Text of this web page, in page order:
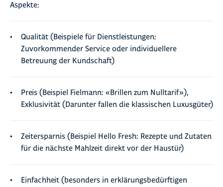
Aspekte:
Qualität (Beispiele für Dienstleistungen:
Zuvorkommender Service oder individuellere
Betreuung der Kundschaft)
Preis (Beispiel Fielmann: «Brillen zum Nulltarif»),
Exklusivität (Darunter fallen die klassischen Luxusgüter)
Zeitersparnis (Beispiel Hello Fresh: Rezepte und Zutaten
für die nächste Mahlzeit direkt vor der Haustür)
Einfachheit (besonders in erklärungsbedürftigen